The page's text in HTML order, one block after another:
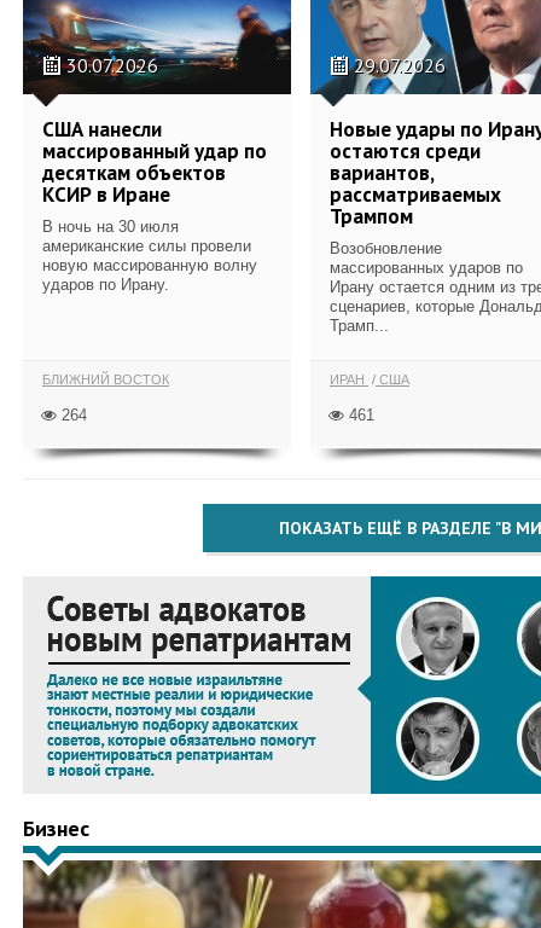
30.07.2026
США нанесли
массированный удар по
десяткам объектов
КСИР в Иране
В ночь на 30 июля
американские силы провели
новую массированную волну
ударов по Ирану.
БЛИЖНИЙ ВОСТОК
264
29.07.2026
Новые удары по
остаются среди
вариантов,
рассматриваемых
Трампом
Возобновление
массированных ударов по
Ирану остается одним из
сценариев, которые
Трамп...
ИРАН США
461
ПОКАЗАТЬ ЕЩЁ В РАЗДЕЛЕ "В
Бизнес